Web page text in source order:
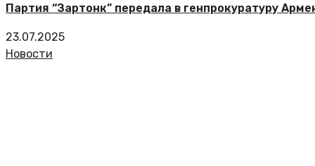
Партия “Зартонк” передала в генпрокуратуру
23.07.2025
Новости